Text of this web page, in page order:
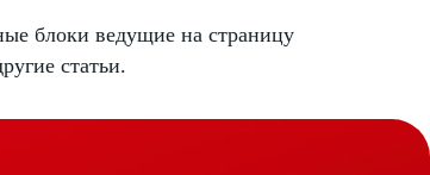
блоки ведущие на страницу
статьи.